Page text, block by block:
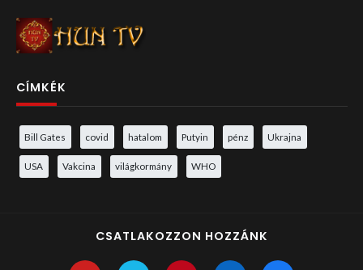
CÍMKÉK
Bill Gates covid hatalom Putyin pénz Ukrajna
USA Vakcina világkormány WHO
CSATLAKOZZON HOZZÁNK